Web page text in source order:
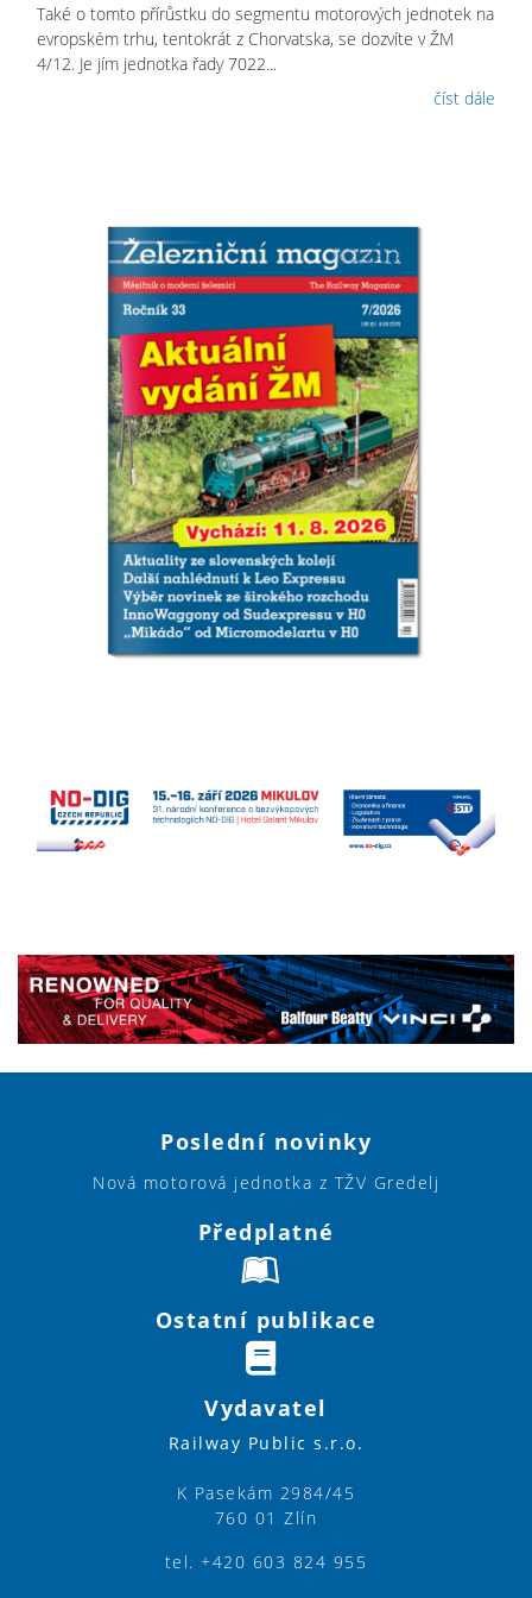
Také o tomto přírůstku do segmentu motorových jednotek na
evropském trhu, tentokrát z Chorvatska, se dozvíte v ŽM
4/12. Je jím jednotka řady 7022...
číst dále
Poslední novinky
Nová motorová jednotka z TŽV Gredelj
Předplatné
Ostatní publikace
Vydavatel
Railway Public s.r.o.
K Pasekám 2984/45
760 01 Zlín
tel. +420 603 824 955